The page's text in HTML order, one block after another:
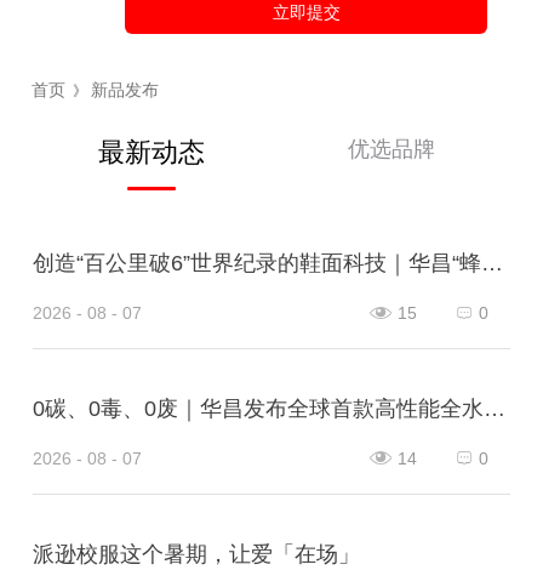
立即提交
首页 》 新品发布
最新动态 优选品牌
创造“百公里破6”世界纪录的鞋面科技｜华昌“蜂鸟翼网纱”定义极致轻量
2026 - 08 - 07 0
15
0碳、0毒、0废｜华昌发布全球首款高性能全水性鞋革“三零生态皮”
2026 - 08 - 07 0
14
派逊校服这个暑期，让爱「在场」